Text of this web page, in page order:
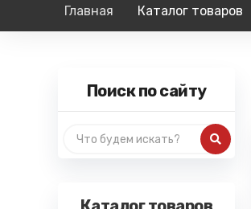
Главная Каталог товаров
Поиск по сайту